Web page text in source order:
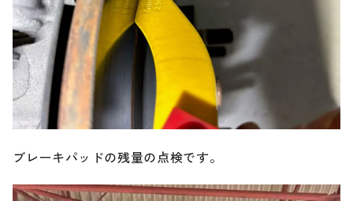
ブレーキパッドの残量の点検です。